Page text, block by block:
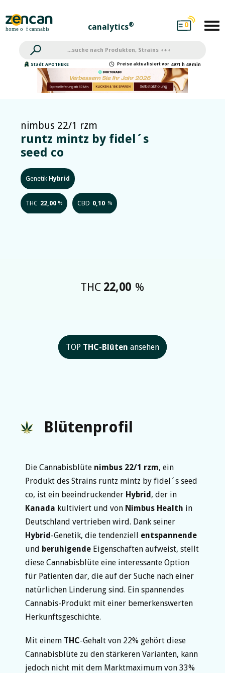
canalytics® 0
Stadt APOTHEKE Preise aktualisiert vor 4971 h 49 min
nimbus 22/1 rzm
runtz mintz by fidel´s
seed co
Genetik Hybrid
THC 22,00 % CBD 0,10 %
THC 22,00 %
TOP THC-Blüten ansehen
Blütenprofil
Die Cannabisblüte nimbus 22/1 rzm, ein
Produkt des Strains runtz mintz by fidel´s seed
co, ist ein beeindruckender Hybrid, der in
Kanada kultiviert und von Nimbus Health in
Deutschland vertrieben wird. Dank seiner
Hybrid-Genetik, die tendenziell entspannende
und beruhigende Eigenschaften aufweist, stellt
diese Cannabisblüte eine interessante Option
für Patienten dar, die auf der Suche nach einer
natürlichen Linderung sind. Ein spannendes
Cannabis-Produkt mit einer bemerkenswerten
Herkunftsgeschichte.
Mit einem THC-Gehalt von 22% gehört diese
Cannabisblüte zu den stärkeren Varianten, kann
jedoch nicht mit dem Marktmaximum von 33%